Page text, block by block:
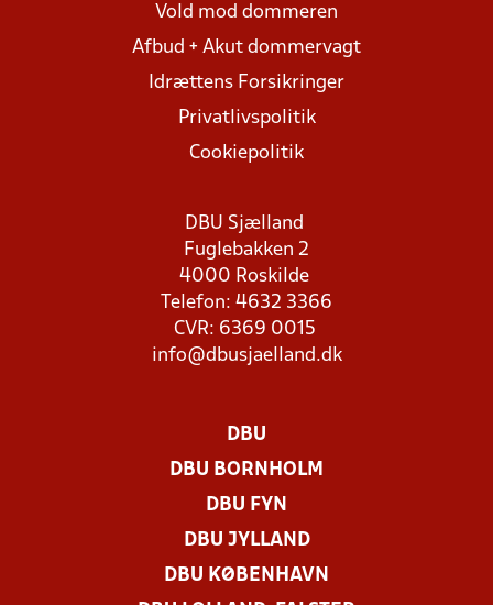
Vold mod dommeren
Afbud + Akut dommervagt
Idrættens Forsikringer
Privatlivspolitik
Cookiepolitik
DBU Sjælland
Fuglebakken 2
4000 Roskilde
Telefon: 4632 3366
CVR: 6369 0015
info@dbusjaelland.dk
DBU
DBU BORNHOLM
DBU FYN
DBU JYLLAND
DBU KØBENHAVN